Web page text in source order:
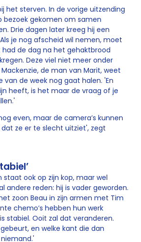
het sterven. In de vorige uitzending
bezoek gekomen om samen
Drie dagen later kreeg hij een
je nog afscheid wil nemen, moet
had de dag na het gehaktbrood
Deze viel niet meer onder
de man van Marit, weet
de week nog gaat halen. 'En
heeft, is het maar de vraag of je
even, maar de camera’s kunnen
ze er te slecht uitziet', zegt
staat ook op zijn kop, maar wel
andere reden: hij is vader geworden.
zoon Beau in zijn armen met Tim
chemo’s hebben hun werk
stabiel. Ooit zal dat veranderen.
en welke kant die dan